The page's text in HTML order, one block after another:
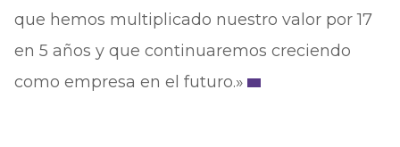
que hemos multiplicado nuestro valor por 17
en 5 años y que continuaremos creciendo
como empresa en el futuro.»